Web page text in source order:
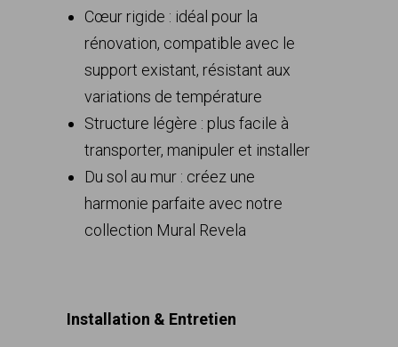
Cœur rigide : idéal pour la
rénovation, compatible avec le
support existant, résistant aux
variations de température
Structure légère : plus facile à
transporter, manipuler et installer
Du sol au mur : créez une
harmonie parfaite avec notre
collection Mural Revela
Installation & Entretien